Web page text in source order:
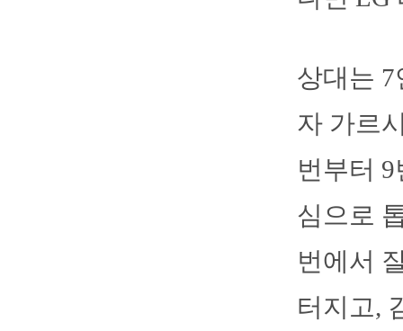
상대는
자 가르
번부터
심으로
번에서
터지고,